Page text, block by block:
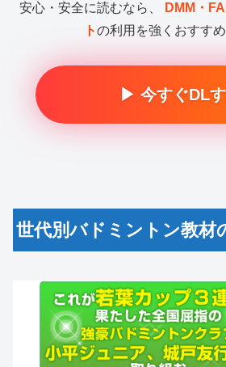
安心・安全に読むなら、
DMM・
トの利用を強くおすすめ
▶ 今すぐDL
世代別バドミントン教材